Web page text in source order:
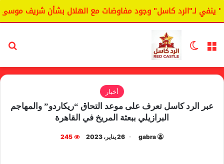
لـ"الرد كاسل" وجود مفاوضات مع الهلال بشأن شريف موسى.
القائمة الوضع المظلم
أخبار
عبر الرد كاسل تعرف على موعد التحاق “ريكاردو” والمهاجم
البرازيلي ببعثة المريخ في القاهرة
gabra 26 يناير، 2023 245